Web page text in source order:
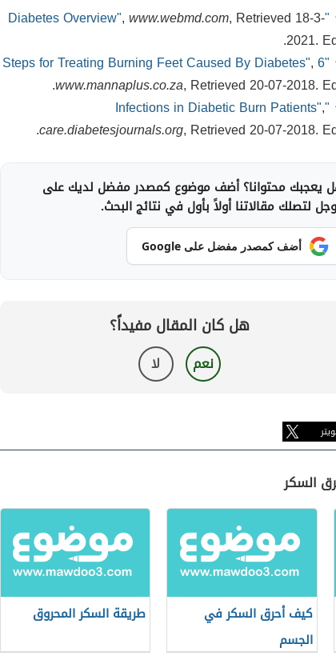
"Diabetes Overview"
,www.webmd.com, Retrieved 18-3-
2021.
"6 Steps for Treating Burning Feet Caused By Diabetes"
,
www.mannaplus.co.za, Retrieved 20-07-2018.
"Infections in Diabetic Burn Patients"
,
care.diabetesjournals.org, Retrieved 20-07-2018.
يعجبك محتوانا؟ أضف موضوع كمصدر مفضل لديك على
لتصلك مقالاتنا أولاً بأول في نتائج البحث.
أضف كمصدر مفضل على Google
هل كان المقال مفيداً؟
نعم لا
السكر
كيف أحرق السكر في
الجسم
طريقة السكر المحروق